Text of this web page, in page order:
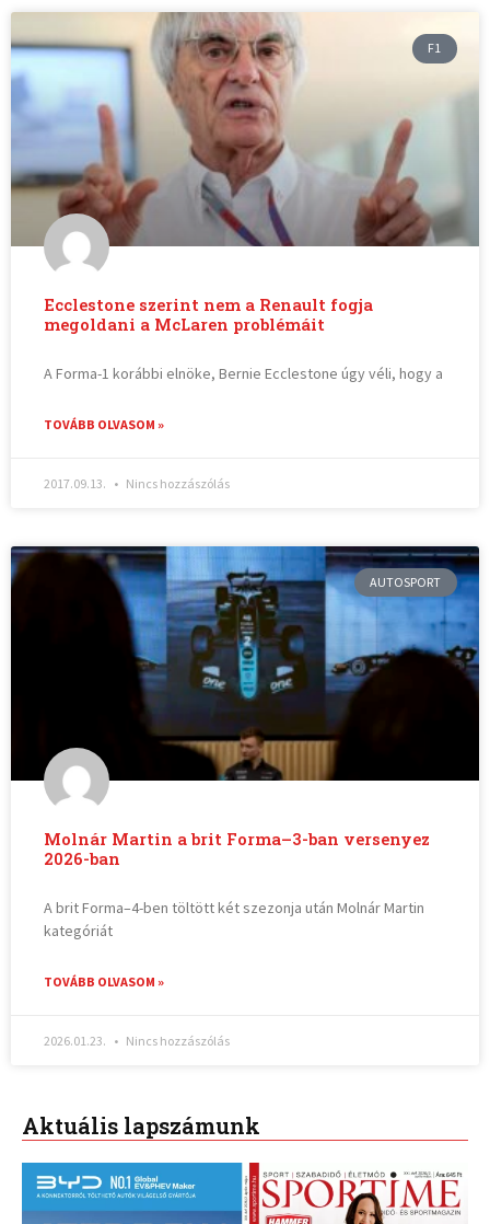
F1
Ecclestone szerint nem a Renault fogja
megoldani a McLaren problémáit
A Forma-1 korábbi elnöke, Bernie Ecclestone úgy véli, hogy a
TOVÁBB OLVASOM »
2017.09.13. Nincs hozzászólás
AUTOSPORT
Molnár Martin a brit Forma–3-ban versenyez
2026-ban
A brit Forma–4-ben töltött két szezonja után Molnár Martin
kategóriát
TOVÁBB OLVASOM »
2026.01.23. Nincs hozzászólás
Aktuális lapszámunk